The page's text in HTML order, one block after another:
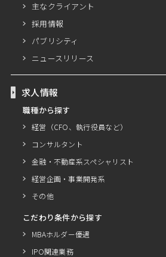
主なクライアント
採用情報
パブリシティ
ニュースリリース
求人情報
職種から探す
経営（CFO、執行役員など）
コンサルタント
金融・不動産系スペシャリスト
経営企画・事業開発系
その他
こだわり条件から探す
MBAホルダー優遇
IPO関連業務